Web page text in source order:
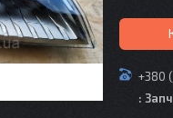
+380
: